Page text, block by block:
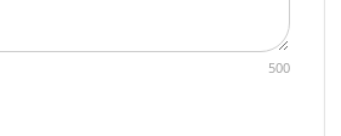
500